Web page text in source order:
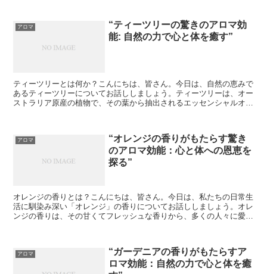
アロマ
“ティーツリーの驚きのアロマ効
能: 自然の力で心と体を癒す”
ティーツリーとは何か？こんにちは、皆さん。今日は、自然の恵みで
あるティーツリーについてお話ししましょう。ティーツリーは、オー
ストラリア原産の植物で、その葉から抽出されるエッセンシャルオイ
アロマ
“オレンジの香りがもたらす驚き
のアロマ効能：心と体への恩恵を
探る”
オレンジの香りとは？こんにちは、皆さん。今日は、私たちの日常生
活に馴染み深い「オレンジ」の香りについてお話ししましょう。オレ
ンジの香りは、その甘くてフレッシュな香りから、多くの人々に愛さ
アロマ
“ガーデニアの香りがもたらすア
ロマ効能：自然の力で心と体を癒